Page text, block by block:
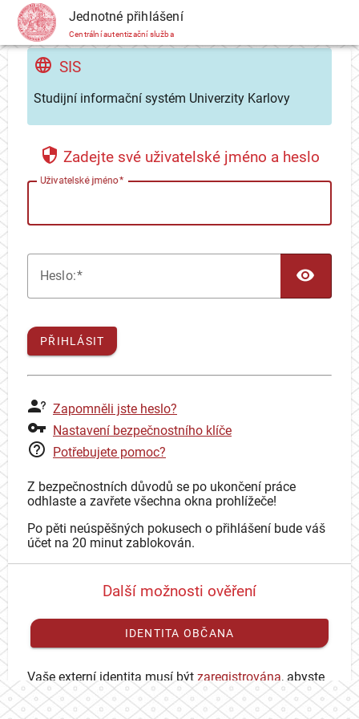
CAS Jednotné přihlášení
Centrální autentizační služba
SIS
Studijní informační systém Univerzity Karlovy
Zadejte své uživatelské jméno a heslo
Uživatelské jméno
Heslo:
PŘIHLÁSIT
Zapomněli jste heslo?
Nastavení bezpečnostního klíče
Potřebujete pomoc?
Z bezpečnostních důvodů se po ukončení práce
odhlaste a zavřete všechna okna prohlížeče!
Po pěti neúspěšných pokusech o přihlášení bude váš
účet na 20 minut zablokován.
Další možnosti ověření
IDENTITA OBČANA
Vaše externí identita musí být zaregistrována, abyste
se mohli přihlásit ke svému CAS účtu.